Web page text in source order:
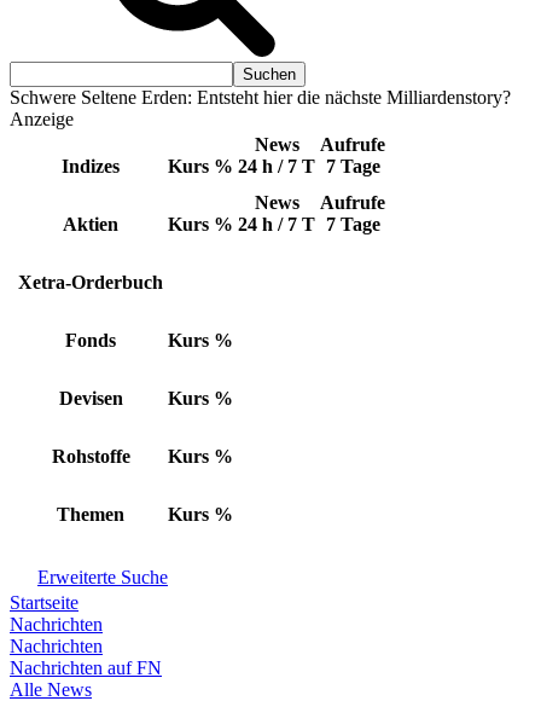
Schwere Seltene Erden: Entsteht hier die nächste Milliardenstory?
Anzeige
Indizes Kurs %
News
24 h / 7 T
Aufrufe
7 Tage
Aktien Kurs %
News
24 h / 7 T
Aufrufe
7 Tage
Xetra-Orderbuch
Fonds Kurs %
Devisen Kurs %
Rohstoffe Kurs %
Themen Kurs %
Erweiterte Suche
Startseite
Nachrichten
Nachrichten
Nachrichten auf FN
Alle News